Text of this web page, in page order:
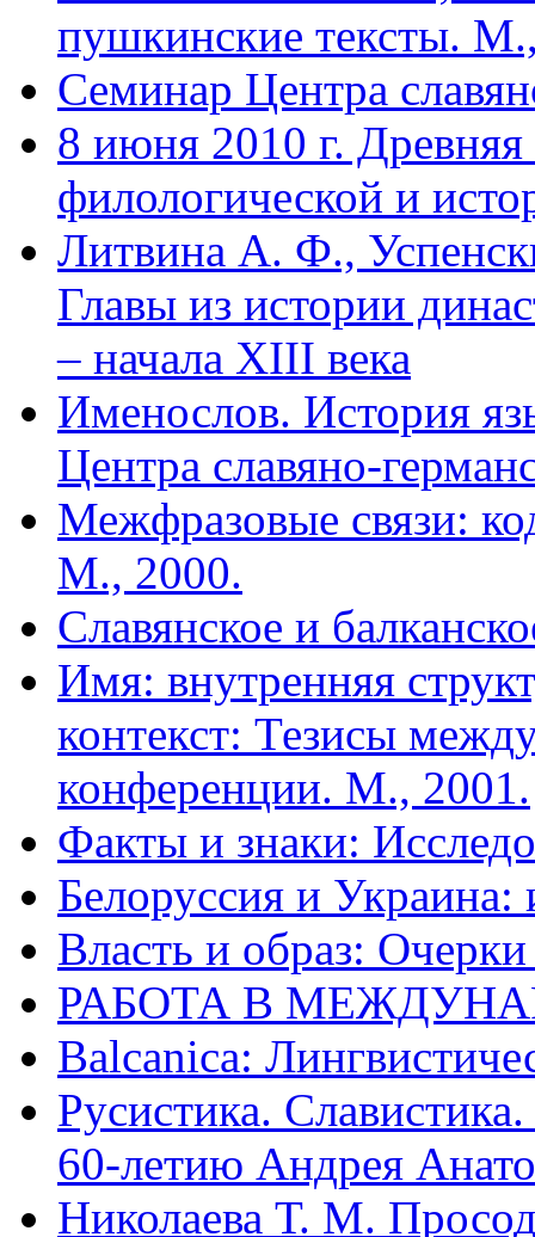
пушкинские тексты.
Семинар Центра
8 июня 2010 г.
филологической и
Литвина А. Ф.,
Главы из истории
– начала XIII века
Именослов. История
Центра славяно-
Межфразовые связи:
М., 2000.
Славянское и
Имя: внутренняя
контекст: Тезисы
конференции. М., 2001.
Факты и знаки:
Белоруссия и Украина:
Власть и образ:
РАБОТА В
Balcanica:
Русистика.
60-летию Андрея
Николаева Т. М.